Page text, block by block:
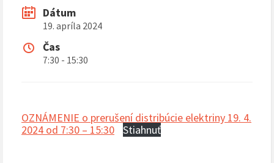
Dátum
19. apríla 2024
Čas
7:30 - 15:30
OZNÁMENIE o prerušení distribúcie elektriny 19. 4.
2024 od 7:30 – 15:30
Stiahnuť